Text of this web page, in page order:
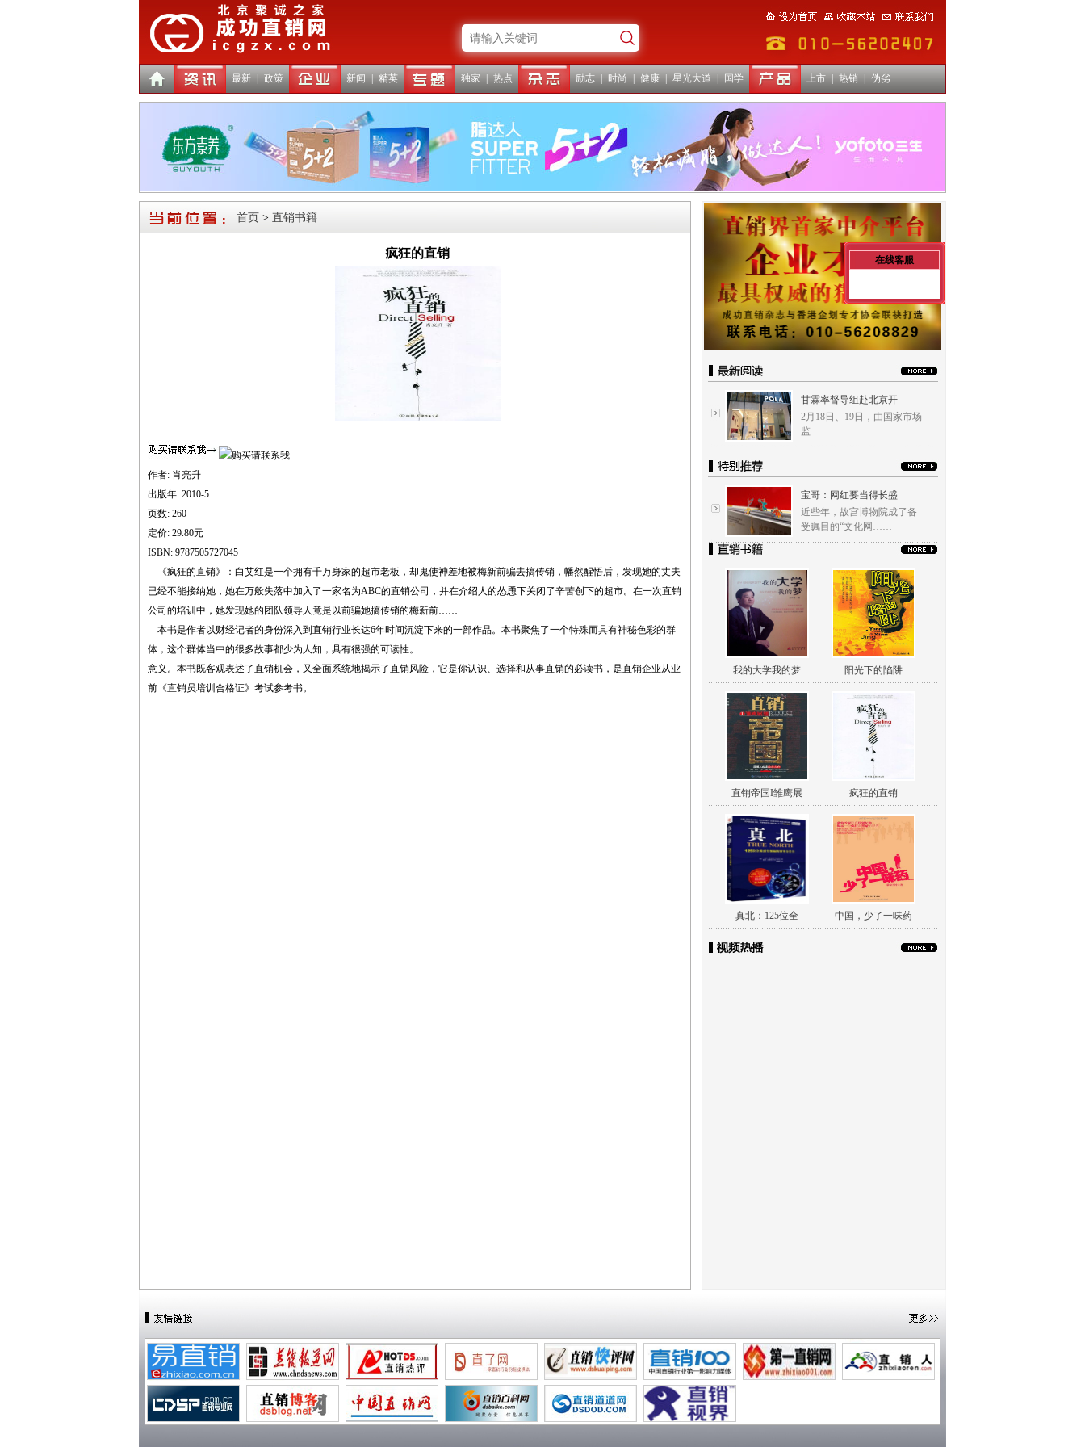
最新 政策 新闻 精英 独家 热点 励志 时尚 健康 星光大道 国学 上市 热销 伪劣
首页 > 直销书籍
疯狂的直销
作者: 肖亮升
出版年: 2010-5
页数: 260
定价: 29.80元
ISBN: 9787505727045
《疯狂的直销》：白艾红是一个拥有千万身家的超市老板，却鬼使神差地被梅新前骗去搞传销，幡然醒悟后，发现她的丈夫
已经不能接纳她，她在万般失落中加入了一家名为ABC的直销公司，并在介绍人的怂恿下关闭了辛苦创下的超市。在一次直销
公司的培训中，她发现她的团队领导人竟是以前骗她搞传销的梅新前……
本书是作者以财经记者的身份深入到直销行业长达6年时间沉淀下来的一部作品。本书聚焦了一个特殊而具有神秘色彩的群
体，这个群体当中的很多故事都少为人知，具有很强的可读性。
意义。本书既客观表述了直销机会，又全面系统地揭示了直销风险，它是你认识、选择和从事直销的必读书，是直销企业从业
前《直销员培训合格证》考试参考书。
甘霖率督导组赴北京开
2月18日、19日，由国家市场
监……
宝哥：网红要当得长盛
近些年，故宫博物院成了备
受瞩目的“文化网……
我的大学我的梦 阳光下的陷阱
直销帝国I雏鹰展 疯狂的直销
真北：125位全 中国，少了一味药
在线客服